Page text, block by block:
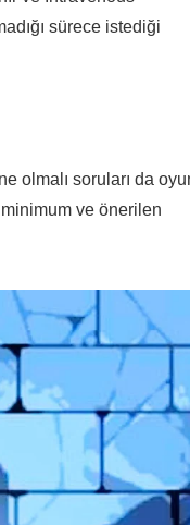
sürece istediği
olmalı soruları da
minimum ve önerilen